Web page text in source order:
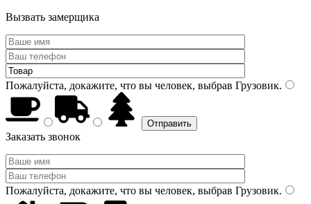
Вызвать замерщика
Пожалуйста, докажите, что вы человек, выбрав Грузовик.
Заказать звонок
Пожалуйста, докажите, что вы человек, выбрав Грузовик.